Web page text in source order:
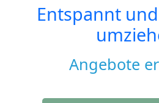
Entspannt
Angebote